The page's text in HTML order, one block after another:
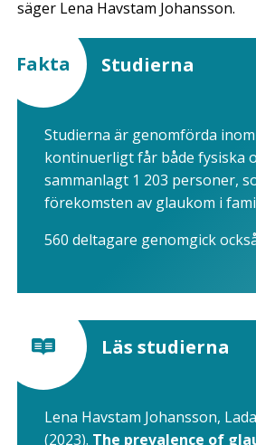
säger Lena Havstam Johansson.
Fakta Studierna
Studierna är genomförda
kontinuerligt får både fysiska
sammanlagt 1 203 personer,
förekomsten av glaukom i
560 deltagare genomgick
Läs studierna
Lena Havstam Johansson,
(2023). The prevalence of